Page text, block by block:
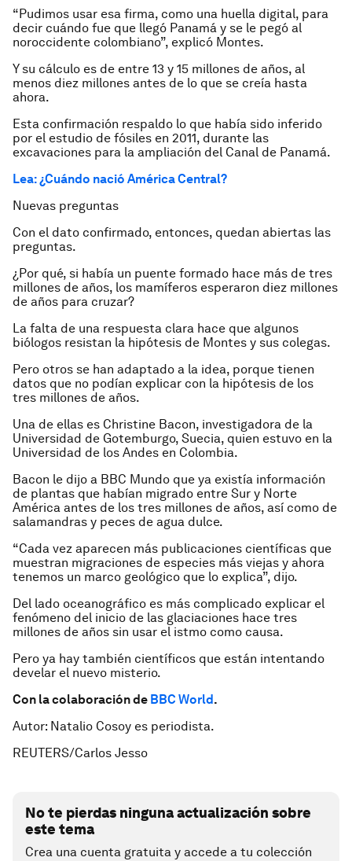
“Pudimos usar esa firma, como una huella digital, para
decir cuándo fue que llegó Panamá y se le pegó al
noroccidente colombiano”, explicó Montes.
Y su cálculo es de entre 13 y 15 millones de años, al
menos diez millones antes de lo que se creía hasta
ahora.
Esta confirmación respaldo lo que había sido inferido
por el estudio de fósiles en 2011, durante las
excavaciones para la ampliación del Canal de Panamá.
Lea: ¿Cuándo nació América Central?
Nuevas preguntas
Con el dato confirmado, entonces, quedan abiertas las
preguntas.
¿Por qué, si había un puente formado hace más de tres
millones de años, los mamíferos esperaron diez millones
de años para cruzar?
La falta de una respuesta clara hace que algunos
biólogos resistan la hipótesis de Montes y sus colegas.
Pero otros se han adaptado a la idea, porque tienen
datos que no podían explicar con la hipótesis de los
tres millones de años.
Una de ellas es Christine Bacon, investigadora de la
Universidad de Gotemburgo, Suecia, quien estuvo en la
Universidad de los Andes en Colombia.
Bacon le dijo a BBC Mundo que ya existía información
de plantas que habían migrado entre Sur y Norte
América antes de los tres millones de años, así como de
salamandras y peces de agua dulce.
“Cada vez aparecen más publicaciones científicas que
muestran migraciones de especies más viejas y ahora
tenemos un marco geológico que lo explica”, dijo.
Del lado oceanográfico es más complicado explicar el
fenómeno del inicio de las glaciaciones hace tres
millones de años sin usar el istmo como causa.
Pero ya hay también científicos que están intentando
develar el nuevo misterio.
Con la colaboración de BBC World.
Autor: Natalio Cosoy es periodista.
REUTERS/Carlos Jesso
No te pierdas ninguna actualización sobre
este tema
Crea una cuenta gratuita y accede a tu colección